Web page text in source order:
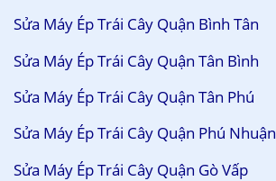
Sửa Máy Ép Trái Cây Quận Bình Tân
Sửa Máy Ép Trái Cây Quận Tân Bình
Sửa Máy Ép Trái Cây Quận Tân Phú
Sửa Máy Ép Trái Cây Quận Phú Nhuận
Sửa Máy Ép Trái Cây Quận Gò Vấp